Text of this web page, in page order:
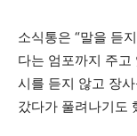
소식통은 “말을 듣
다는 엄포까지 주고
시를 듣지 않고 장
갔다가 풀려나기도